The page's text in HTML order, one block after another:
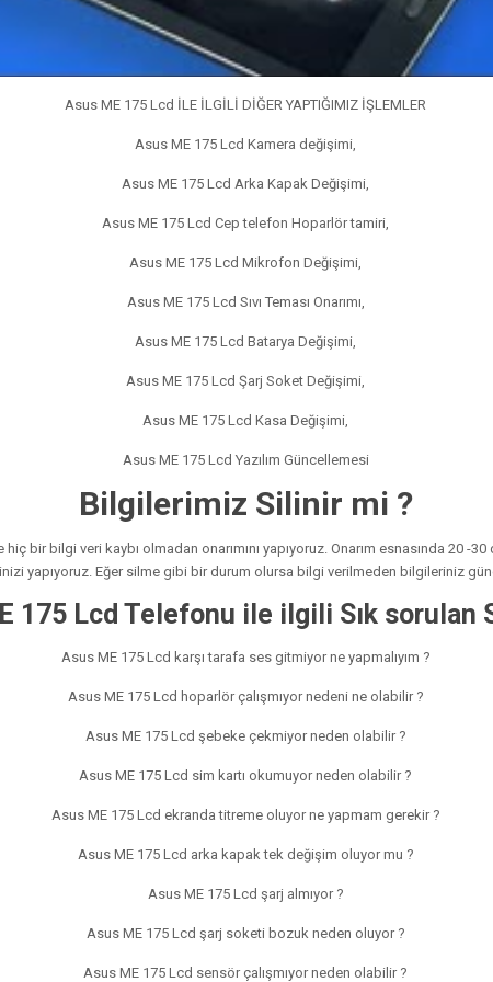
Asus ME 175 Lcd İLE İLGİLİ DİĞER YAPTIĞIMIZ İŞLEMLER
Asus ME 175 Lcd Kamera değişimi,
Asus ME 175 Lcd Arka Kapak Değişimi,
Asus ME 175 Lcd Cep telefon Hoparlör tamiri,
Asus ME 175 Lcd Mikrofon Değişimi,
Asus ME 175 Lcd Sıvı Teması Onarımı,
Asus ME 175 Lcd Batarya Değişimi,
Asus ME 175 Lcd Şarj Soket Değişimi,
Asus ME 175 Lcd Kasa Değişimi,
Asus ME 175 Lcd Yazılım Güncellemesi
Bilgilerimiz Silinir mi ?
bir bilgi veri kaybı olmadan onarımını yapıyoruz. Onarım esnasında 20
yapıyoruz. Eğer silme gibi bir durum olursa bilgi verilmeden bilgileriniz
175 Lcd Telefonu ile ilgili Sık sorulan
Asus ME 175 Lcd karşı tarafa ses gitmiyor ne yapmalıyım ?
Asus ME 175 Lcd hoparlör çalışmıyor nedeni ne olabilir ?
Asus ME 175 Lcd şebeke çekmiyor neden olabilir ?
Asus ME 175 Lcd sim kartı okumuyor neden olabilir ?
Asus ME 175 Lcd ekranda titreme oluyor ne yapmam gerekir ?
Asus ME 175 Lcd arka kapak tek değişim oluyor mu ?
Asus ME 175 Lcd şarj almıyor ?
Asus ME 175 Lcd şarj soketi bozuk neden oluyor ?
Asus ME 175 Lcd sensör çalışmıyor neden olabilir ?